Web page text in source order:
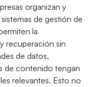
organizan y
de gestión de
la
recuperación sin
de datos,
de contenido tengan
relevantes. Esto no